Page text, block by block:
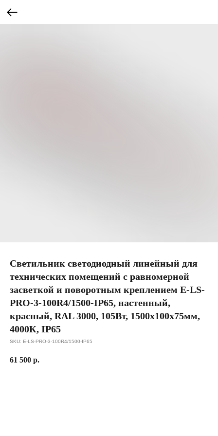
Светильник светодиодный линейный для
технических помещений с равномерной
засветкой и поворотным креплением E-LS-
PRO-3-100R4/1500-IP65, настенный,
красный, RAL 3000, 105Вт, 1500х100x75мм,
4000К, IP65
SKU: E-LS-PRO-3-100R4/1500-IP65
61 500 р.